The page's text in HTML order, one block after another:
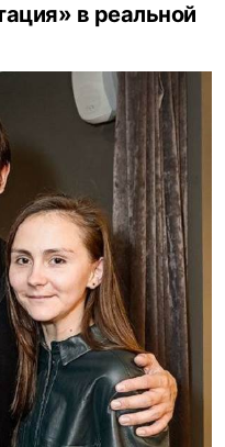
в реальной